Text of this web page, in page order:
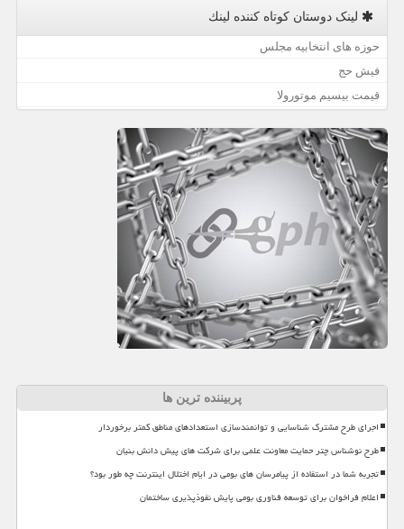
لینک دوستان كوتاه كننده لینك
حوزه های انتخابیه مجلس
فیش حج
قیمت بیسیم موتورولا
پربیننده ترین ها
اجرای طرح مشترک شناسایی و توانمندسازی استعدادهای مناطق کمتر برخوردار
طرح نوشناس چتر حمایت معاونت علمی برای شرکت های پیش دانش بنیان
تجربه شما در استفاده از پیامرسان های بومی در ایام اختلال اینترنت چه طور بود؟
اعلام فراخوان برای توسعه فناوری بومی پایش نفوذپذیری ساختمان